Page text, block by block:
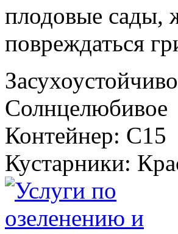
плодовые сады,
повреждаться
Солнцелюбивое
Контейнер: C15
Кустарники: